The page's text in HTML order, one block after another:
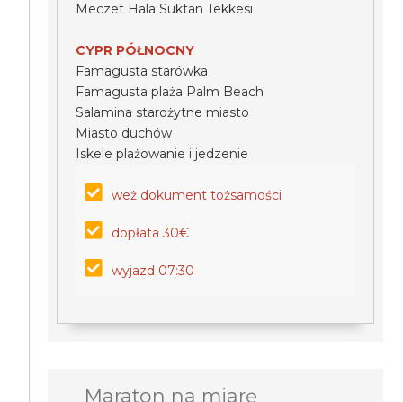
Meczet Hala Suktan Tekkesi
CYPR PÓŁNOCNY
Famagusta starówka
Famagusta plaża Palm Beach
Salamina starożytne miasto
Miasto duchów
Iskele plażowanie i jedzenie
weż dokument tożsamości
dopłata 30€
wyjazd 07:30
Maraton na miarę